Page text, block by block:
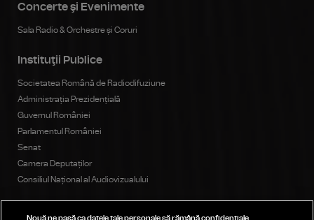
Concerte şi Evenimente
Sala Radio & Orchestre și Coruri
Instituţii Publice
Societatea Română de Radiodifuziune
Administrația Prezidențială
Guvernul României
Parlamentul României
Senat
Camera Deputaților
Consiliul Național al Audiovizualului
Nouă ne pasă ca datele tale personale să rămână confidențiale